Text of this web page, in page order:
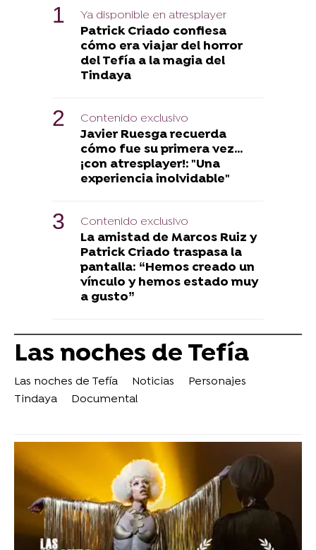
Ya disponible en atresplayer
Patrick Criado confiesa
cómo era viajar del horror
del Tefía a la magia del
Tindaya
Contenido exclusivo
Javier Ruesga recuerda
cómo fue su primera vez...
¡con atresplayer!: "Una
experiencia inolvidable"
Contenido exclusivo
La amistad de Marcos Ruiz y
Patrick Criado traspasa la
pantalla: “Hemos creado un
vínculo y hemos estado muy
a gusto”
Las noches de Tefía
Las noches de Tefía Noticias
Personajes
Tindaya
Documental